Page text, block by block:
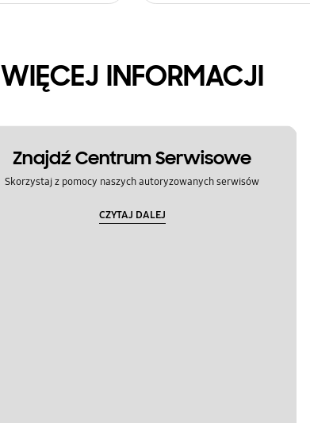
WIĘCEJ INFORMACJI
Znajdź Centrum Serwisowe
Skorzystaj z pomocy naszych autoryzowanych serwisów
CZYTAJ DALEJ